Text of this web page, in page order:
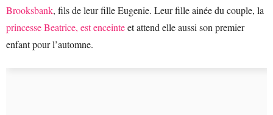
Brooksbank, fils de leur fille Eugenie. Leur fille ainée du couple, la
princesse Beatrice, est enceinteet attend elle aussi son premier
enfant pour l’automne.